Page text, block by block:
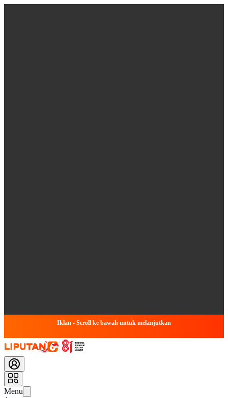
Iklan - Scroll ke bawah untuk melanjutkan
Menu